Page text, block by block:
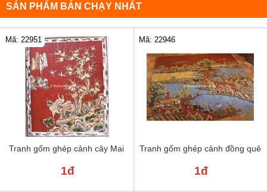
SẢN PHẨM BÁN CHẠY NHẤT
Tranh gốm ghép cảnh cây Mai
Mã: 22951
1đ
Tranh gốm ghép cảnh đồng quê
Mã: 22946
1đ